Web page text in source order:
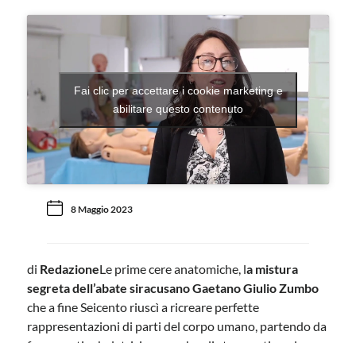
Fai clic per accettare i cookie marketing e
abilitare questo contenuto
8 Maggio 2023
di RedazioneLe prime cere anatomiche, la mistura
segreta dell’abate siracusano Gaetano Giulio Zumbo
che a fine Seicento riuscì a ricreare perfette
rappresentazioni di parti del corpo umano, partendo da